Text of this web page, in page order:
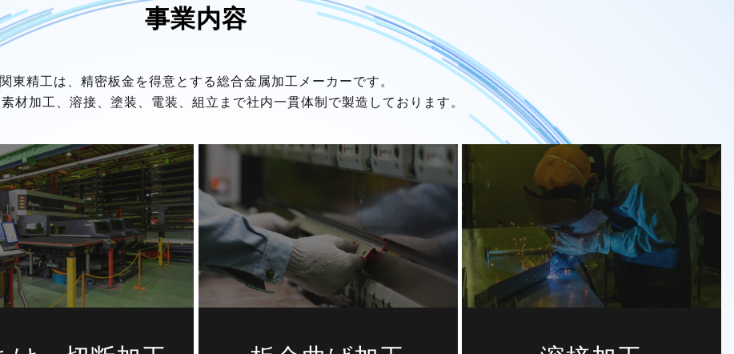
事業内容
関東精工は、精密板金を得意とする総合金属加工メーカーです。
材加工、溶接、塗装、電装、組立まで社内一貫体制で製造しております。